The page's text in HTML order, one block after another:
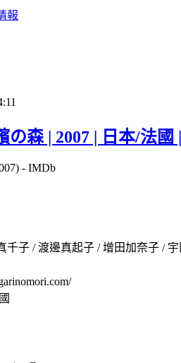
報
の森 | 2007 | 日本/法
千子 / 渡邊真起子 / 增田加奈子 /